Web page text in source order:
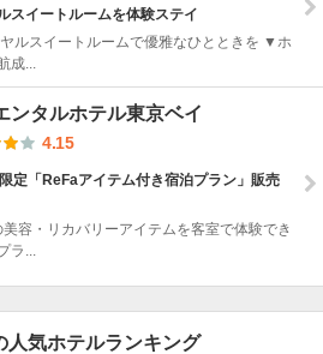
スイートルームを体験ステイ
ルスイートルームで優雅なひとときを ▼ホ
成...
ンタルホテル東京ベイ
4.15
定「ReFaアイテム付き宿泊プラン」販売
美容・リカバリーアイテムを客室で体験でき
ラ...
人気ホテルランキング